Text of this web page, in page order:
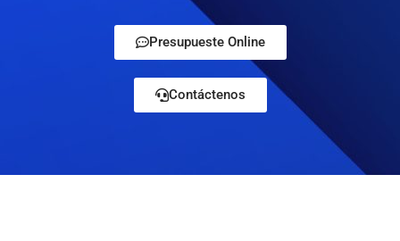
Presupueste Online
Contáctenos